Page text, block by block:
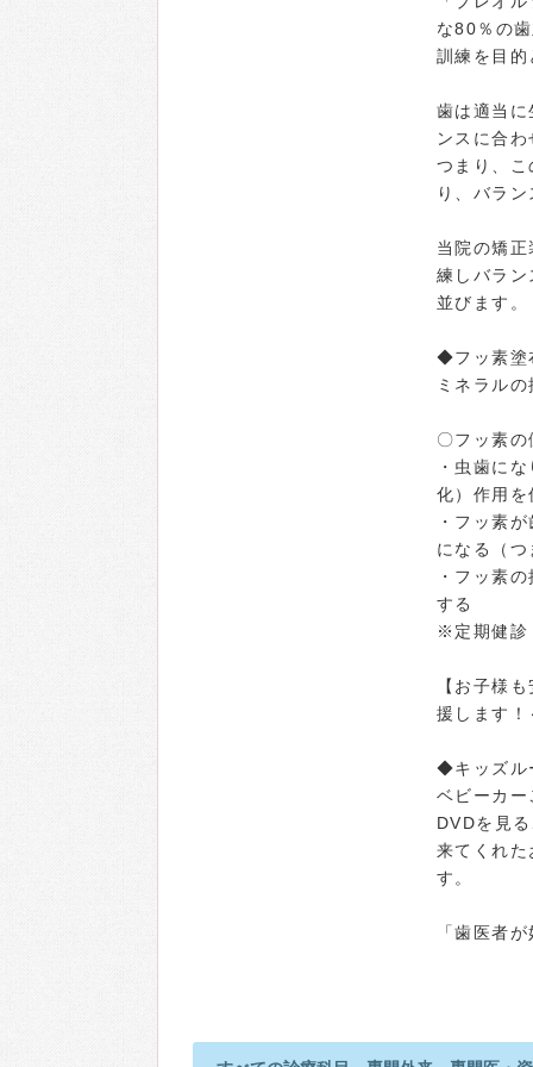
な80％の
訓練を目
歯は適当
ンスに合
つまり、
り、バラ
当院の矯
練しバラ
並びます。
◆フッ素塗
ミネラル
〇フッ素の
・虫歯に
化）作用を
・フッ素
になる（
・フッ素
する
※定期健診
【お子様
援します！
◆キッズル
ベビーカ
DVDを見
来てくれ
す。
「歯医者